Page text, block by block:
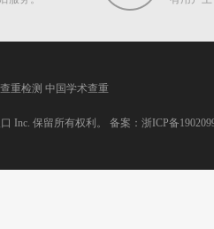
重检测 中国学术查重
Inc. 保留所有权利。 备案： 浙ICP备